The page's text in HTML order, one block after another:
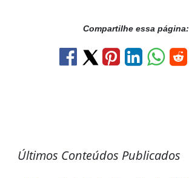
Compartilhe essa página:
Últimos Conteúdos Publicados